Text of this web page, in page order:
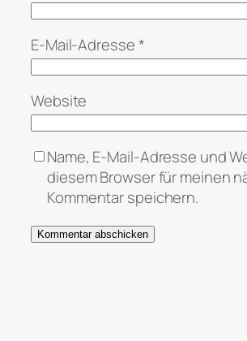
E-Mail-Adresse*
Website
Name, E-Mail-Adresse und
diesem Browser für meinen
Kommentar speichern.